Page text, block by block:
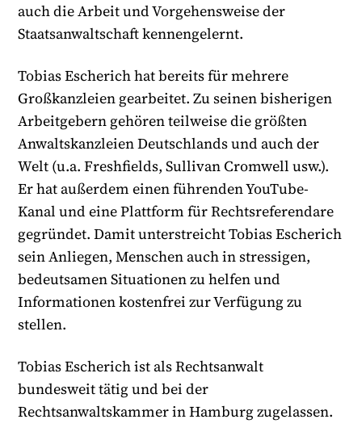
auch die Arbeit und Vorgehensweise der
Staatsanwaltschaft kennengelernt.
Tobias Escherich hat bereits für mehrere
Großkanzleien gearbeitet. Zu seinen bisherigen
Arbeitgebern gehören teilweise die größten
Anwaltskanzleien Deutschlands und auch der
Welt (u.a. Freshfields, Sullivan Cromwell usw.).
Er hat außerdem einen führenden YouTube-
Kanal und eine Plattform für Rechtsreferendare
gegründet. Damit unterstreicht Tobias Escherich
sein Anliegen, Menschen auch in stressigen,
bedeutsamen Situationen zu helfen und
Informationen kostenfrei zur Verfügung zu
stellen.
Tobias Escherich ist als Rechtsanwalt
bundesweit tätig und bei der
Rechtsanwaltskammer in Hamburg zugelassen.